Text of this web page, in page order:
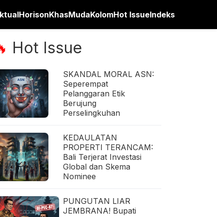
HorisonKhasMudaKolomHot IssueIndeks
Hot Issue
SKANDAL MORAL ASN:
Seperempat
Pelanggaran Etik
Berujung
Perselingkuhan
KEDAULATAN
PROPERTI TERANCAM:
Bali Terjerat Investasi
Global dan Skema
Nominee
PUNGUTAN LIAR
JEMBRANA! Bupati